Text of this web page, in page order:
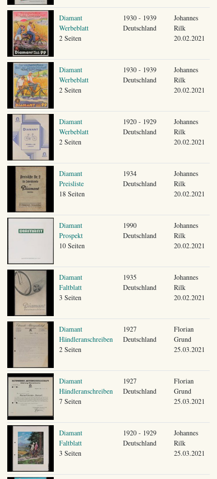
Diamant
Werbeblatt
2 Seiten
1930 - 1939
Deutschland
Johannes
Rilk
20.02.2021
Diamant
Werbeblatt
2 Seiten
1930 - 1939
Deutschland
Johannes
Rilk
20.02.2021
Diamant
Werbeblatt
2 Seiten
1920 - 1929
Deutschland
Johannes
Rilk
20.02.2021
Diamant
Preisliste
18 Seiten
1934
Deutschland
Johannes
Rilk
20.02.2021
Diamant
Prospekt
10 Seiten
1990
Deutschland
Johannes
Rilk
20.02.2021
Diamant
Faltblatt
3 Seiten
1935
Deutschland
Johannes
Rilk
20.02.2021
Diamant
Händleranschreiben
2 Seiten
1927
Deutschland
Florian
Grund
25.03.2021
Diamant
Händleranschreiben
7 Seiten
1927
Deutschland
Florian
Grund
25.03.2021
Diamant
Faltblatt
3 Seiten
1920 - 1929
Deutschland
Johannes
Rilk
25.03.2021